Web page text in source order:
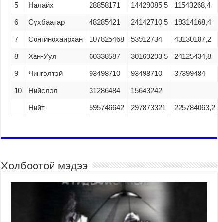
5 Налайх 28858171 14429085,5 11543268,4
6 Сүхбаатар 48285421 24142710,5 19314168,4
7 Сонгинохайрхан 107825468 53912734 43130187,2
8 Хан-Уул 60338587 30169293,5 24125434,8
9 Чингэлтэй 93498710 93498710 37399484
10 Нийслэл 31286484 15643242
Нийт 595746642 297873321 225784063,2
Холбоотой мэдээ